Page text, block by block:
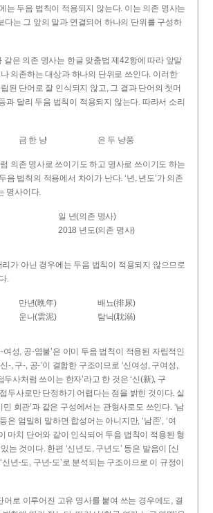
는 두음 법칙이 적용되지 않는다. 이는 의존 명사는
다는 그 앞의 말과 연결되어 하나의 단위를 구성하
같은 의존 명사는 한글 맞춤법 제42항에 따라 앞말
의존하는 대상과 하나의 단위로 쓰인다. 이러한
된 단어로 잘 인식되지 않고, 그 결과 단어의 첫머
과 달리 두음 법칙이 적용되지 않는다. 따라서 소리
금 한 냥 은 두 냥쭝
럼 의존 명사로 쓰이기도 하고 명사로 쓰이기도 하는
음 법칙의 적용에서 차이가 난다. ‘년, 년도’가 의존
명사이다.
일 년(의존 명사)
2018 년도(의존 명사)
리가 아닌 경우에는 두음 법칙이 적용되지 않으므로
.
만년(晩年)
배뇨(排尿)
운니(雲泥) 탐닉(耽溺)
-여성, 공-염불’은 이미 두음 법칙이 적용된 자립적인
신-, 구-, 공-’이 결합한 구조이므로 ‘신여성, 구여성,
두사처럼 쓰이는 한자’라고 한 것은 ‘신(新), 구
두사로만 단정하기 어렵다는 점을 밝힌 것이다. 실
민 회관’과 같은 구성에서는 관형사로도 쓰인다. ‘남
은 엄밀히 말하면 합성어는 아니지만, ‘남존’, ‘여
이 마치 단어와 같이 인식되어 두음 법칙이 적용된 형
는 것이다. 한편 ‘신년도, 구년도’ 등은 발음이 [신
신년­-도, 구년-­도’로 분석되는 구조이므로 이 규정이
어로 이루어진 고유 명사를 붙여 쓰는 경우에도, 결